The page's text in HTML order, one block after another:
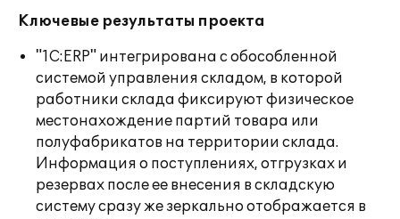
Ключевые результаты проекта
"1С:ERP" интегрирована с обособленной
системой управления складом, в которой
работники склада фиксируют физическое
местонахождение партий товара или
полуфабрикатов на территории склада.
Информация о поступлениях, отгрузках и
резервах после ее внесения в складскую
систему сразу же зеркально отображается в